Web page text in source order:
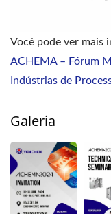
Você pode ver mais
ACHEMA – Fórum
Indústrias de
Galeria